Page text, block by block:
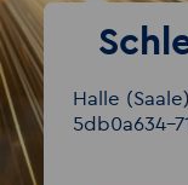
Halle
5db0a634-